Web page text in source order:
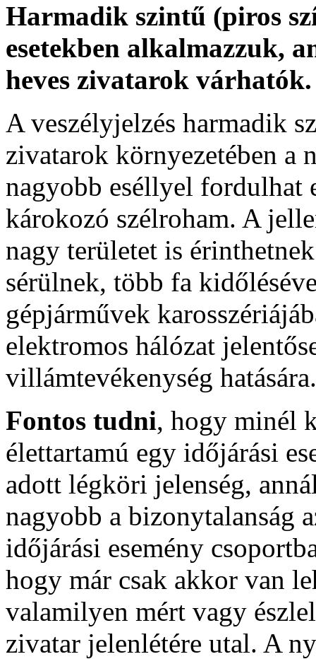
Harmadik szintű (piros
esetekben alkalmazzuk,
heves zivatarok várhatók.
A veszélyjelzés harmadik
zivatarok környezetében a
nagyobb eséllyel fordulhat
károkozó szélroham. A
nagy területet is
sérülnek, több fa
gépjárművek
elektromos hálózat
villámtevékenység hatására.
Fontos tudni, hogy minél
élettartamú egy időjárási
adott légköri jelenség,
nagyobb a bizonytalanság
időjárási esemény
hogy már csak akkor van
valamilyen mért vagy
zivatar jelenlétére utal. A